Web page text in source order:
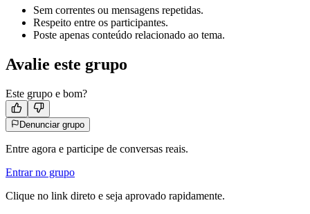
Sem correntes ou mensagens repetidas.
Respeito entre os participantes.
Poste apenas conteúdo relacionado ao tema.
Avalie este grupo
Este grupo e bom?
Denunciar grupo
Entre agora e participe de conversas reais.
Entrar no grupo
Clique no link direto e seja aprovado rapidamente.